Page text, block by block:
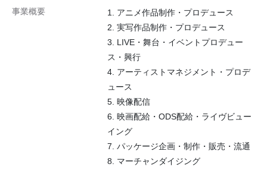
事業概要
1. アニメ作品制作・プロデュース
2. 実写作品制作・プロデュース
3. LIVE・舞台・イベントプロデュー
ス・興行
4. アーティストマネジメント・プロデ
ュース
5. 映像配信
6. 映画配給・ODS配給・ライヴビュー
イング
7. パッケージ企画・制作・販売・流通
8. マーチャンダイジング